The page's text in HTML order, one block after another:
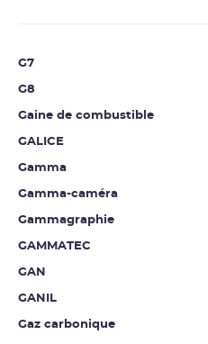
G7
G8
Gaine de combustible
GALICE
Gamma
Gamma-caméra
Gammagraphie
GAMMATEC
GAN
GANIL
Gaz carbonique